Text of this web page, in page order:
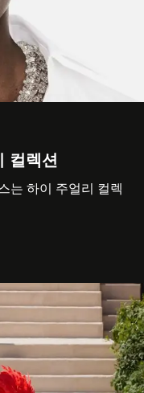
컬렉션
는 하이 주얼리 컬렉